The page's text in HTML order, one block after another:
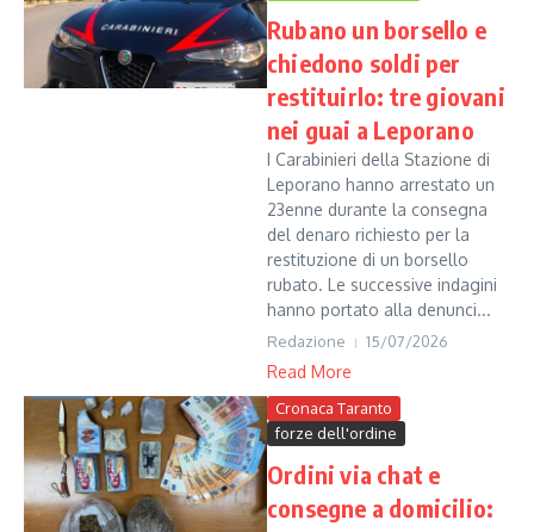
Rubano un borsello e
chiedono soldi per
restituirlo: tre giovani
nei guai a Leporano
I Carabinieri della Stazione di
Leporano hanno arrestato un
23enne durante la consegna
del denaro richiesto per la
restituzione di un borsello
rubato. Le successive indagini
hanno portato alla denunci...
Redazione 15/07/2026
Read More
Cronaca Taranto
forze dell'ordine
Ordini via chat e
consegne a domicilio: